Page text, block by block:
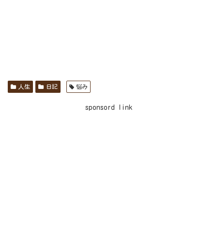
人生 日記 悩み
sponsord link